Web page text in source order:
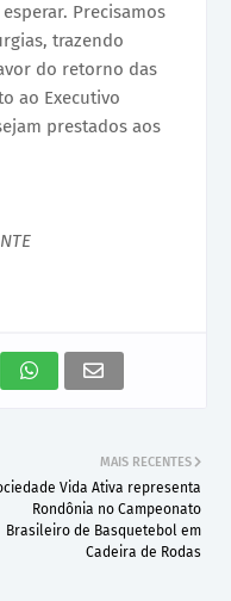
Precisamos
trazendo
do retorno das
ao Executivo
prestados aos
MAIS RECENTES
Vida Ativa representa
Rondônia no Campeonato
Brasileiro de Basquetebol em
Cadeira de Rodas